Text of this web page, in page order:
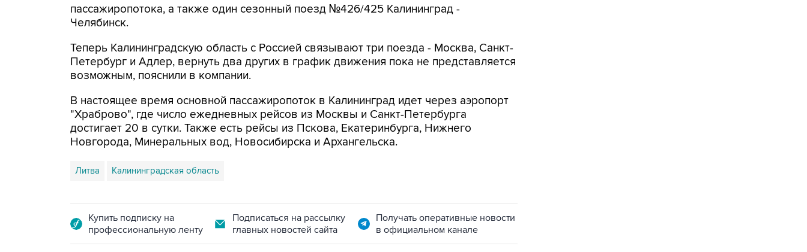
пассажиропотока, а также один сезонный поезд №426/425 Калининград -
Челябинск.
Теперь Калининградскую область с Россией связывают три поезда - Москва, Санкт-
Петербург и Адлер, вернуть два других в график движения пока не представляется
возможным, пояснили в компании.
В настоящее время основной пассажиропоток в Калининград идет через аэропорт
"Храброво", где число ежедневных рейсов из Москвы и Санкт-Петербурга
достигает 20 в сутки. Также есть рейсы из Пскова, Екатеринбурга, Нижнего
Новгорода, Минеральных вод, Новосибирска и Архангельска.
Литва Калининградская область
Купить подписку на
профессиональную ленту
Подписаться на рассылку
главных новостей сайта
Получать оперативные новости
в официальном канале